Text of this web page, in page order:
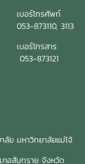
เบอร์โทรศัพท์
053-873110, 3113
เบอร์โทรสาร
053-873121
ย มหาวิทยาลัยแม่โจ้
อสันทราย จังหวัด